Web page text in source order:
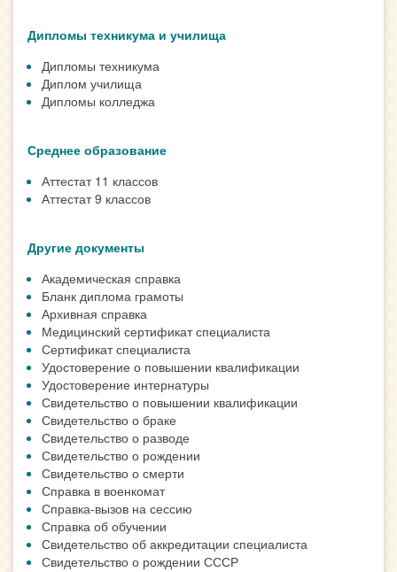
Дипломы техникума и училища
Дипломы техникума
Диплом училища
Дипломы колледжа
Среднее образование
Аттестат 11 классов
Аттестат 9 классов
Другие документы
Академическая справка
Бланк диплома грамоты
Архивная справка
Медицинский сертификат специалиста
Сертификат специалиста
Удостоверение о повышении квалификации
Удостоверение интернатуры
Свидетельство о повышении квалификации
Свидетельство о браке
Свидетельство о разводе
Свидетельство о рождении
Свидетельство о смерти
Справка в военкомат
Справка-вызов на сессию
Справка об обучении
Свидетельство об аккредитации специалиста
Свидетельство о рождении СССР